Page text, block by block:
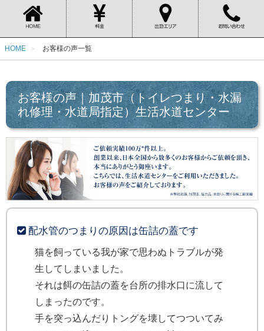
HOME お客様の声一覧
お客様の声｜加茂市（トイレつまり・水漏
れ修理・水道局指定）生活水道センター
配水管のつまりの原因は缶詰の蓋です
猫を飼っている我が家で思わぬトラブルが発
生してしまいました。
それは餌の缶詰の蓋を台所の排水口に流して
しまったのです。
手を突っ込んだりトングを壊してつついてみ